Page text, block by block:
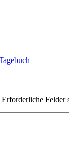
Erforderliche Felder